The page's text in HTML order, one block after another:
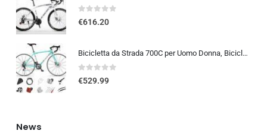
0out of 5
€616.20
Bicicletta da Strada 700C per Uomo Donna, Bicicletta da Corsa con Freno a Disco 24/27/30 velocità, Telaio in Acciaio ad Al…
0out of 5
€529.99
News